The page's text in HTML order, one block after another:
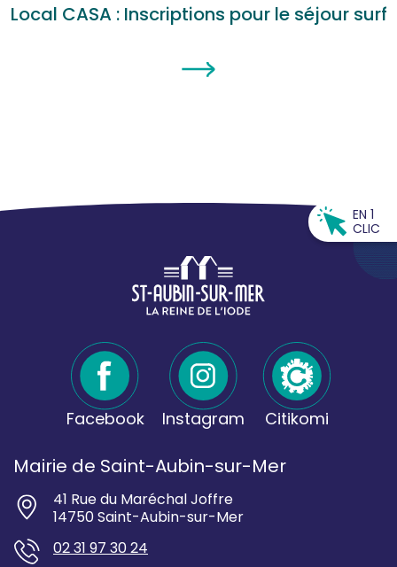
Local CASA : Inscriptions pour le séjour surf
Facebook Instagram Citikomi
Mairie de Saint-Aubin-sur-Mer
41 Rue du Maréchal Joffre
14750 Saint-Aubin-sur-Mer
02 31 97 30 24
EN 1
CLIC